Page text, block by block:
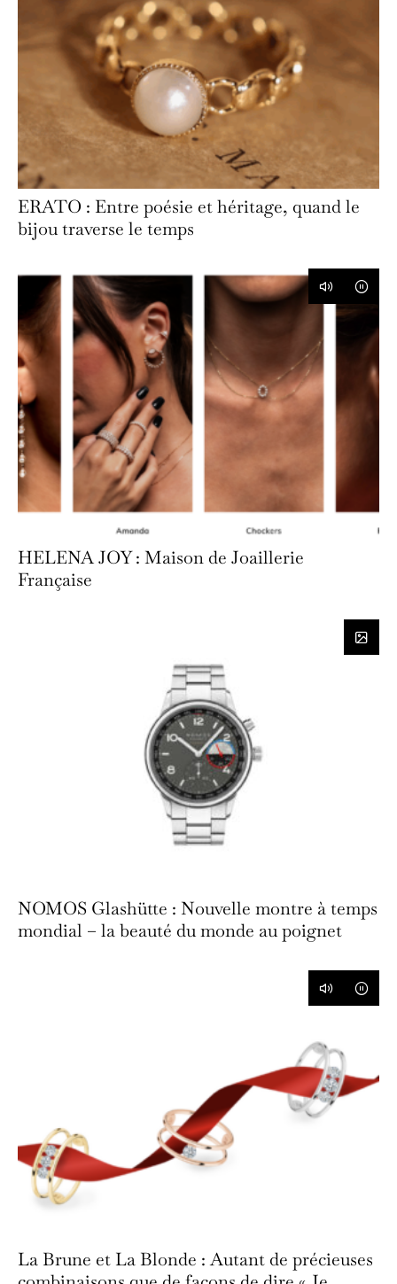
ERATO : Entre poésie et héritage, quand le
bijou traverse le temps
HELENA JOY : Maison de Joaillerie
Française
NOMOS Glashütte : Nouvelle montre à temps
mondial – la beauté du monde au poignet
La Brune et La Blonde : Autant de précieuses